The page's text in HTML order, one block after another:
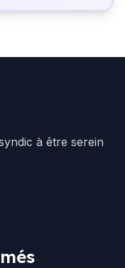
à être serein